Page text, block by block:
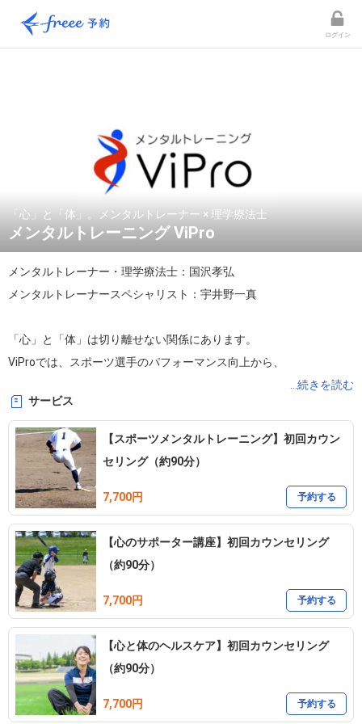
ログイン
「心」と「体」。メンタルトレーナー × 理学療法士
メンタルトレーニング ViPro
メンタルトレーナー・理学療法士：国沢孝弘
メンタルトレーナースペシャリスト：宇井野一真
「心」と「体」は切り離せない関係にあります。
ViProでは、スポーツ選手のパフォーマンス向上から、
・「心の体力」を育てるメンタルトレーニング
・「体の基盤」を整えるフィジカルトレーニング
あなたの歩みを心と体の両方から伴走しながら支え、
...続きを読む
サービス
【スポーツメンタルトレーニング】初回カウン
セリング（約90分）
7,700円 予約する
【心のサポーター講座】初回カウンセリング
（約90分）
7,700円 予約する
【心と体のヘルスケア】初回カウンセリング
（約90分）
7,700円 予約する